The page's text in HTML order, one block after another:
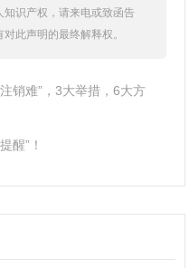
识产权，请来电或致函告
此声明的最终解释权。
销难”，3大举措，6大方
醒”！